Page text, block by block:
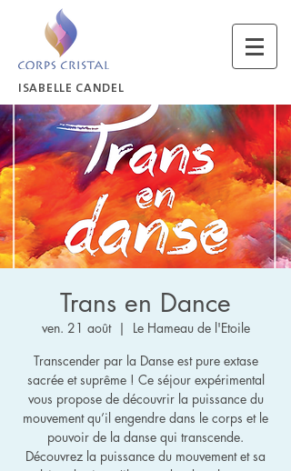
ISABELLE CANDEL
Trans en Dance
ven. 21 août
  |
Le Hameau de l'Etoile
Transcender par la Danse est pure extase
sacrée et suprême ! Ce séjour expérimental
vous propose de découvrir la puissance du
mouvement qu’il engendre dans le corps et le
pouvoir de la danse qui transcende.
Découvrez la puissance du mouvement et sa